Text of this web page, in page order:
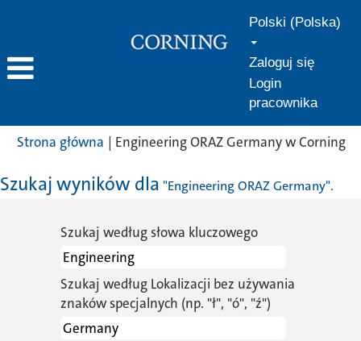
Polski (Polska)
Zaloguj się
Login
pracownika
Strona główna | Engineering ORAZ Germany w Corning
Szukaj wyników dla "Engineering ORAZ Germany".
Szukaj według słowa kluczowego
Szukaj według Lokalizacji bez używania
znaków specjalnych (np. "ł", "ó", "ź")